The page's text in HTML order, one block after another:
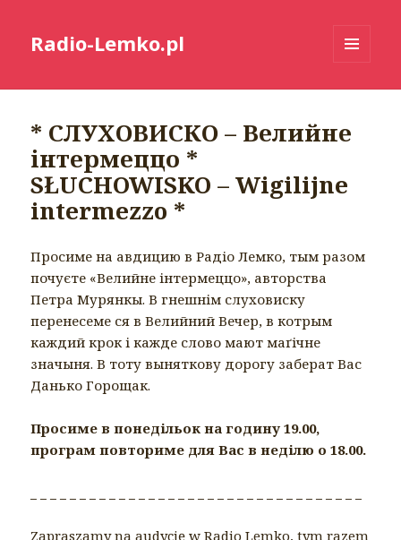
Radio-Lemko.pl
* СЛУХОВИСКО – Велийне
інтермеццо *
SŁUCHOWISKO – Wigilijne
intermezzo *
Просиме на авдицию в Радіо Лемко, тым разом
почуєте «Велийне інтермеццо», авторства
Петра Мурянкы. В гнешнім слуховиску
перенесеме ся в Велийний Вечер, в котрым
каждий крок і кажде слово мают маґічне
значыня. В тоту выняткову дорогу заберат Вас
Данько Горощак.
Просиме в понедільок на годину 19.00,
програм повториме для Вас в неділю о 18.00.
Zapraszamy na audycję w Radio Lemko, tym razem